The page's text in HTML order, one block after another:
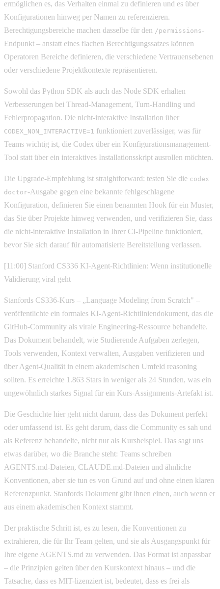
ermöglichen es, das Verhalten einmal zu definieren und es über
Konfigurationen hinweg per Namen zu referenzieren.
Berechtigungsbereiche machen dasselbe für den /permissions-
Endpunkt – anstatt eines flachen Berechtigungssatzes können
Operatoren Bereiche definieren, die verschiedene Vertrauensebenen
oder verschiedene Projektkontexte repräsentieren.
Sowohl das Python SDK als auch das Node SDK erhalten
Verbesserungen bei Thread-Management, Turn-Handling und
Fehlerpropagation. Die nicht-interaktive Installation über
CODEX_NON_INTERACTIVE=1 funktioniert zuverlässiger, was für
Teams wichtig ist, die Codex über ein Konfigurationsmanagement-
Tool statt über ein interaktives Installationsskript ausrollen möchten.
Die Upgrade-Empfehlung ist straightforward: testen Sie die codex
doctor-Ausgabe gegen eine bekannte fehlgeschlagene
Konfiguration, definieren Sie einen benannten Hook für ein Muster,
das Sie über Projekte hinweg verwenden, und verifizieren Sie, dass
die nicht-interaktive Installation in Ihrer CI-Pipeline funktioniert,
bevor Sie sich darauf für automatisierte Bereitstellung verlassen.
[11:00] Stanford CS336 KI-Agent-Richtlinien: Wenn institutionelle
Validierung viral geht
Stanfords CS336-Kurs – „Language Modeling from Scratch" –
veröffentlichte ein formales KI-Agent-Richtliniendokument, das die
GitHub-Community als virale Engineering-Ressource behandelte.
Das Dokument behandelt, wie Studierende Aufgaben zerlegen,
Tools verwenden, Kontext verwalten, Ausgaben verifizieren und
über Agent-Qualität in einem akademischen Umfeld reasoning
sollten. Es erreichte 1.863 Stars in weniger als 24 Stunden, was ein
ungewöhnlich starkes Signal für ein Kurs-Assignments-Artefakt ist.
Die Geschichte hier geht nicht darum, dass das Dokument perfekt
oder umfassend ist. Es geht darum, dass die Community es sah und
als Referenz behandelte, nicht nur als Kursbeispiel. Das sagt uns
etwas darüber, wo die Branche steht: Teams schreiben
AGENTS.md-Dateien, CLAUDE.md-Dateien und ähnliche
Konventionen, aber sie tun es von Grund auf und ohne einen klaren
Referenzpunkt. Stanfords Dokument gibt ihnen einen, auch wenn er
aus einem akademischen Kontext stammt.
Der praktische Schritt ist, es zu lesen, die Konventionen zu
extrahieren, die für Ihr Team gelten, und sie als Ausgangspunkt für
Ihre eigene AGENTS.md zu verwenden. Das Format ist anpassbar
– die Prinzipien gelten über den Kurskontext hinaus – und die
Tatsache, dass es MIT-lizenziert ist, bedeutet, dass es frei als